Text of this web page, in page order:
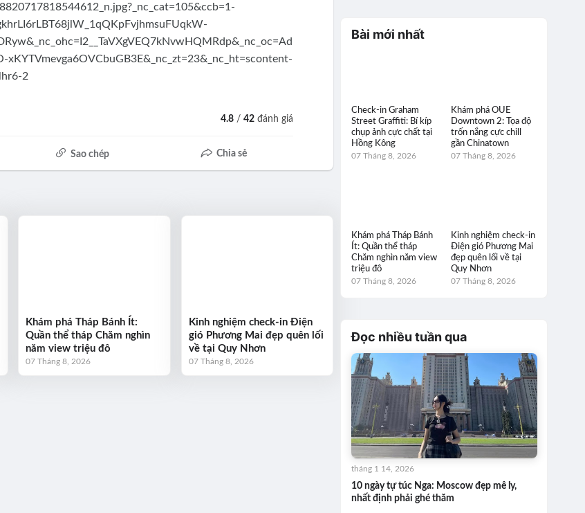
4.8 /42 đánh giá
Sao chép Chia sẻ
Khám phá Tháp Bánh Ít:
Quần thể tháp Chăm nghìn
năm view triệu đô
07 Tháng 8, 2026
Kinh nghiệm check-in Điện
gió Phương Mai đẹp quên lối
về tại Quy Nhơn
07 Tháng 8, 2026
Bài mới nhất
Check-in Graham
Street Graffiti: Bí kíp
chụp ảnh cực chất tại
Hồng Kông
07 Tháng 8, 2026
Khám phá OUE
Downtown 2: Tọa độ
trốn nắng cực chill
gần Chinatown
07 Tháng 8, 2026
Khám phá Tháp Bánh
Ít: Quần thể tháp
Chăm nghìn năm view
triệu đô
07 Tháng 8, 2026
Kinh nghiệm check-in
Điện gió Phương Mai
đẹp quên lối về tại
Quy Nhơn
07 Tháng 8, 2026
Đọc nhiều tuần qua
10 ngày tự túc Nga: Moscow đẹp mê ly,
nhất định phải ghé thăm
tháng 1 14, 2026